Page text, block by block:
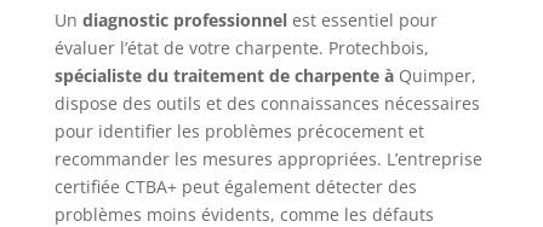
Un diagnostic professionnelest essentiel pour
évaluer l’état de votre charpente. Protechbois,
spécialiste du traitement de charpente à Quimper,
dispose des outils et des connaissances nécessaires
pour identifier les problèmes précocement et
recommander les mesures appropriées. L’entreprise
certifiée CTBA+ peut également détecter des
problèmes moins évidents, comme les défauts